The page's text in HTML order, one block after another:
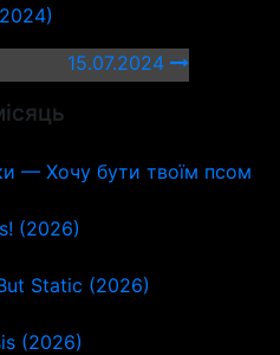
15.07.2024
— Хочу бути твоїм псом
(2026)
Static (2026)
(2026)